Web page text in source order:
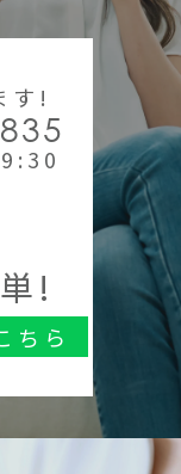
す!
!
ちら